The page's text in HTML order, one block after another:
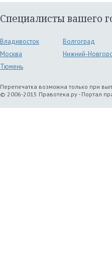
Специалисты вашего
Владивосток
Волгоград
Москва
Нижний-
Тюмень
Перепечатка возможна только при
© 2006-2015 Правотека.ру - Портал